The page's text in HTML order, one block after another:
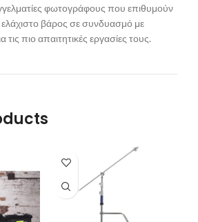
φωτογράφους που επιθυμούν
βάρος σε συνδυασμό με
τις πιο απαιτητικές εργασίες τους.